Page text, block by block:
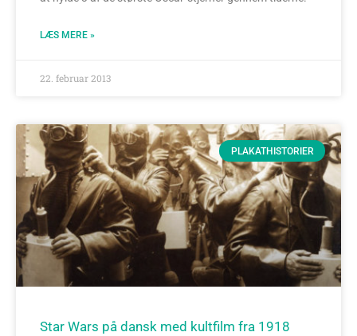
LÆS MERE »
22. februar 2013
PLAKATHISTORIER
Star Wars på dansk med kultfilm fra 1918